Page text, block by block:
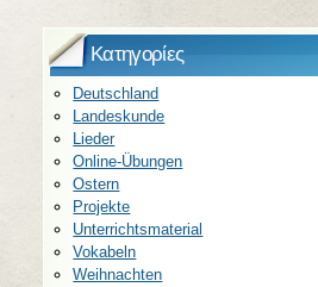
Kατηγορίες
Deutschland
Landeskunde
Lieder
Online-Übungen
Ostern
Projekte
Unterrichtsmaterial
Vokabeln
Weihnachten